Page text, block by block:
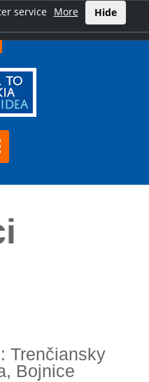
service More Hide
: Trenčiansky
Bojnice